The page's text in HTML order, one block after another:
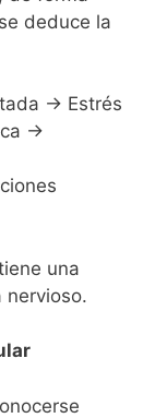
deduce la
→ Estrés
→
una
nervioso.